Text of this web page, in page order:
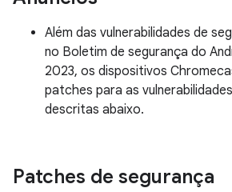
Além das vulnerabilidades de
no Boletim de segurança do
2023, os dispositivos
patches para as
descritas abaixo.
Patches de segurança